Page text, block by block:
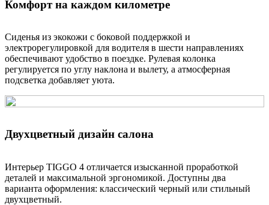
Комфорт на каждом километре
Сиденья из экокожи с боковой поддержкой и
электрорегулировкой для водителя в шести направлениях
обеспечивают удобство в поездке. Рулевая колонка
регулируется по углу наклона и вылету, а атмосферная
подсветка добавляет уюта.
Двухцветный дизайн салона
Интерьер TIGGO 4 отличается изысканной проработкой
деталей и максимальной эргономикой. Доступны два
варианта оформления: классический черный или стильный
двухцветный.